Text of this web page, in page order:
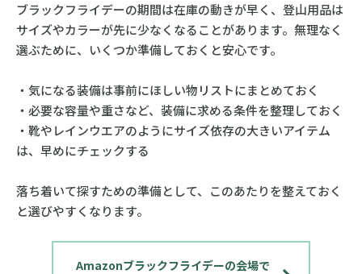
ブラックフライデーの期間は在庫の動きが早く、登山用品は
サイズやカラーが先に少なくなることがあります。無理なく
選ぶために、いくつか準備しておくと安心です。
・気になる装備は事前にほしい物リストにまとめておく
・必要な容量や重さなど、装備に求める条件を整理しておく
・靴やレインウエアのようにサイズ依存の大きいアイテム
は、早めにチェックする
落ち着いて探すための準備として、このあたりを整えておく
と選びやすくなります。
Amazonブラックフライデーの会場で